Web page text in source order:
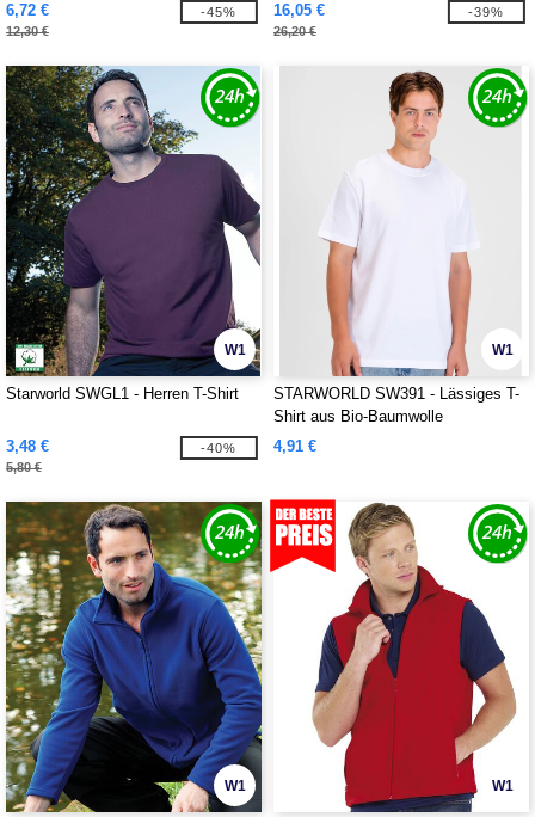
6,72 €
12,30 €
-45%
16,05 €
26,20 €
-39%
W1
Starworld SWGL1 - Herren T-Shirt
3,48 €
5,80 €
-40%
W1
STARWORLD SW391 - Lässiges T-
Shirt aus Bio-Baumwolle
4,91 €
W1 W1